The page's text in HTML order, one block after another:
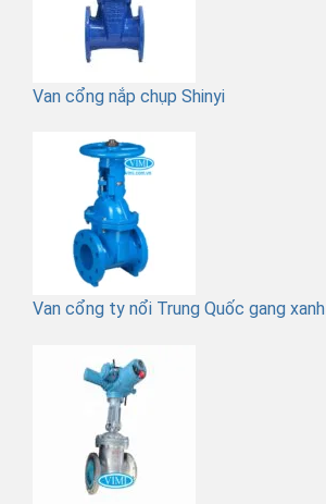
Van cổng nắp chụp Shinyi
Van cổng ty nổi Trung Quốc gang xanh